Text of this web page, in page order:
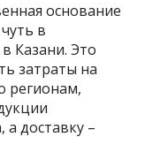
основание
в
Казани. Это
затраты на
регионам,
доставку –